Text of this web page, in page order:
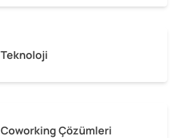
Teknoloji
Coworking Çözümleri